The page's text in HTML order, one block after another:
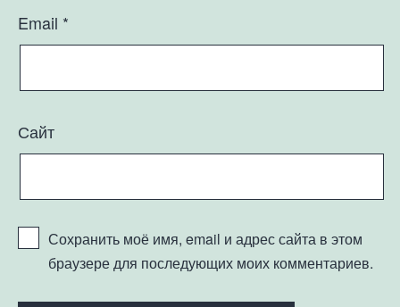
Email *
Сайт
Сохранить моё имя, email и адрес сайта в этом
браузере для последующих моих комментариев.